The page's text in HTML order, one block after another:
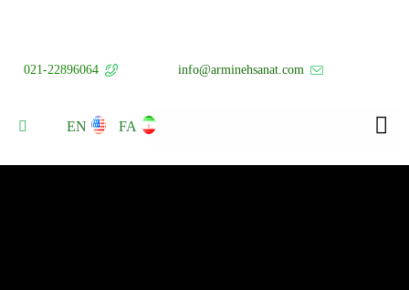
info@arminehsanat.com
021-22896064
FA
EN